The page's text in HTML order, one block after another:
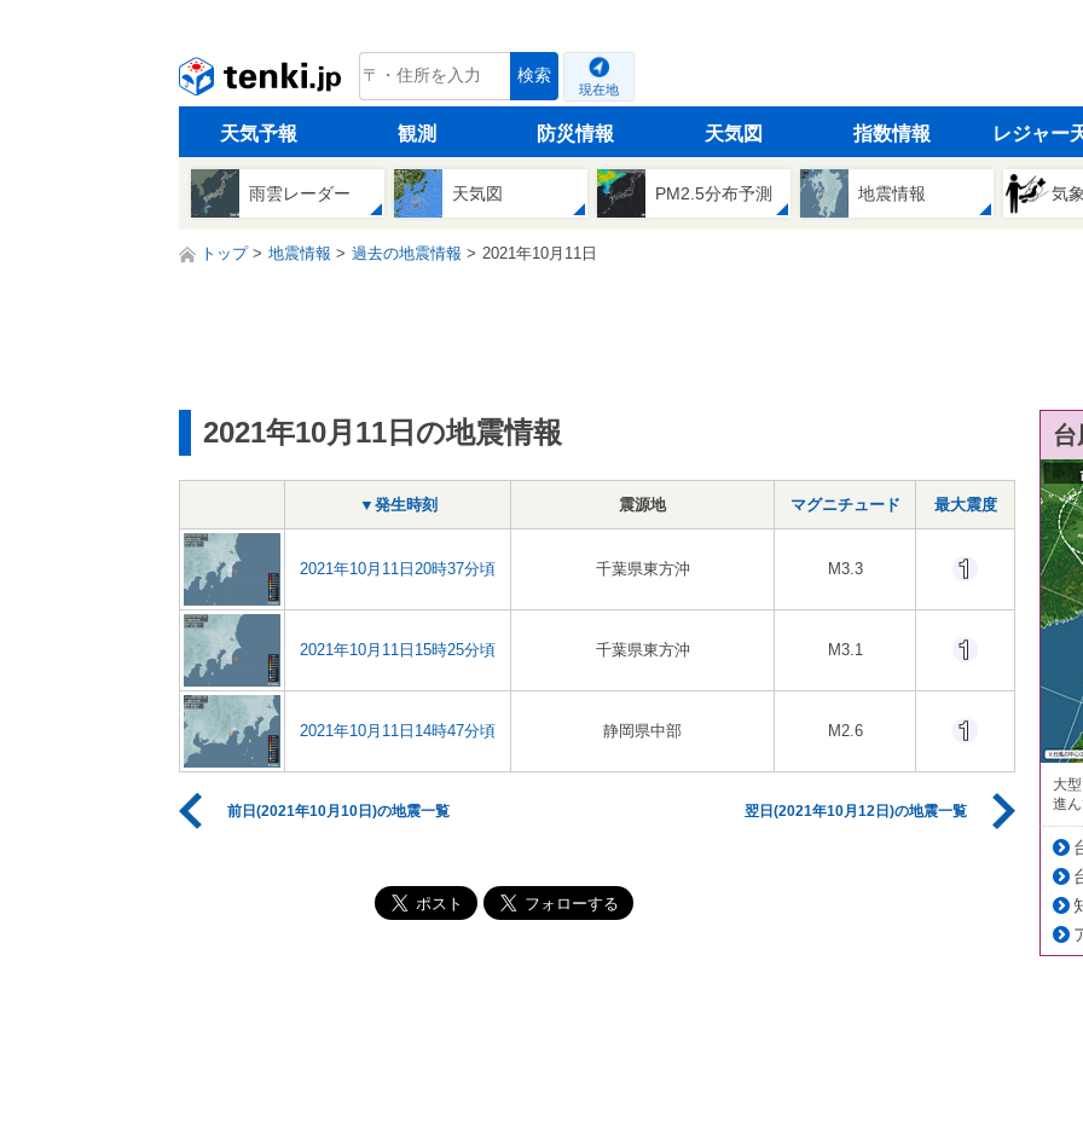
tenki.jp 検索
現在地
天気予報 観測 防災情報 天気図 指数情報 レジャー
雨雲レーダー 天気図 PM2.5分布予測 地震情報 気
トップ 地震情報 過去の地震情報 2021年10月11日
2021年10月11日の地震情報
▼発生時刻 震源地 マグニチュード 最大震度
2021年10月11日20時37分頃 千葉県東方沖 M3.3
2021年10月11日15時25分頃 千葉県東方沖 M3.1
2021年10月11日14時47分頃 静岡県中部 M2.6
前日(2021年10月10日)の地震一覧 翌日(2021年10月12日)の地震一覧
大
進